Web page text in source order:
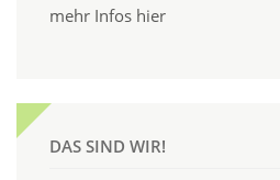
mehr Infos hier
DAS SIND WIR!